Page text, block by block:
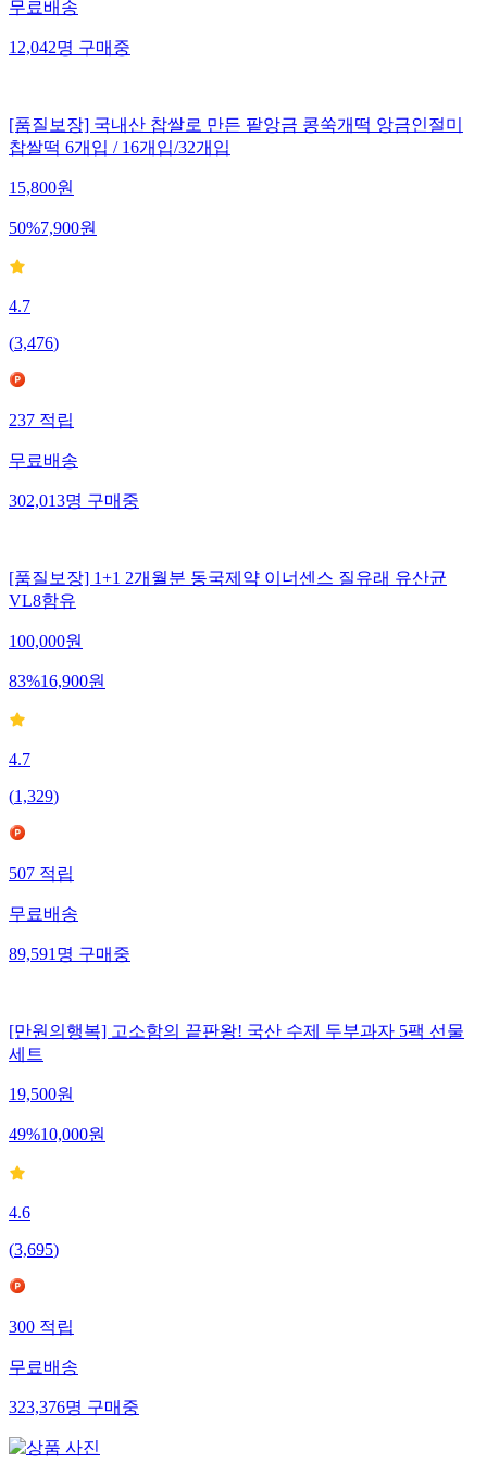
무료배송
12,042명구매중
[품질보장] 국내산 찹쌀로 만든 팥앙금 콩쑥개떡 앙금인절미
찹쌀떡 6개입 / 16개입/32개입
15,800원
50%7,900원
4.7
(3,476)
237적립
무료배송
302,013명구매중
[품질보장] 1+1 2개월분 동국제약 이너센스 질유래 유산균
VL8함유
100,000원
83%16,900원
4.7
(1,329)
507적립
무료배송
89,591명구매중
[만원의행복] 고소함의 끝판왕! 국산 수제 두부과자 5팩 선물
세트
19,500원
49%10,000원
4.6
(3,695)
300적립
무료배송
323,376명구매중